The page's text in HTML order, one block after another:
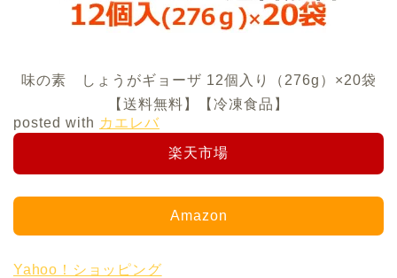
味の素 しょうがギョーザ 12個入り（276g）×20袋
【送料無料】【冷凍食品】
posted with カエレバ
楽天市場
Amazon
Yahoo！ショッピング